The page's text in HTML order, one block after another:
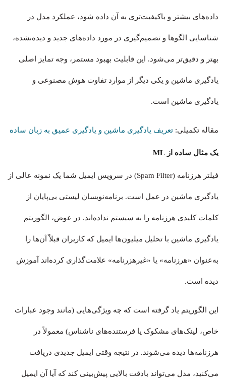
داده‌های بیشتر و باکیفیت‌تری به آن داده شود، عملکرد مدل در
شناسایی الگوها و تصمیم‌گیری در مورد داده‌های جدید و دیده‌نشده،
بهتر و دقیق‌تر می‌شود. این قابلیت بهبود مستمر، وجه تمایز اصلی
یادگیری ماشین و یکی دیگر از موارد تفاوت هوش مصنوعی و
یادگیری ماشین است.
مقاله تکمیلی: تعریف یادگیری ماشین و یادگیری عمیق به زبان ساده
یک مثال ساده از ML
فیلتر هرزنامه (Spam Filter) در سرویس ایمیل شما یک نمونه عالی از
یادگیری ماشین در عمل است. برنامه‌نویسان لیستی بی‌پایان از
کلمات کلیدی هرزنامه را به سیستم نداده‌اند. در عوض، الگوریتم
یادگیری ماشین با تحلیل میلیون‌ها ایمیل که کاربران قبلاً آن‌ها را
به‌عنوان «هرزنامه» یا «غیرهزرنامه» علامت‌گذاری کرده‌اند آموزش
دیده است.
این الگوریتم یاد گرفته است که چه ویژگی‌هایی (مانند وجود عبارات
خاص، لینک‌های مشکوک یا فرستنده‌های ناشناس) معمولاً در
هرزنامه‌ها دیده می‌شوند. در نتیجه وقتی ایمیل جدیدی دریافت
می‌کنید، مدل می‌تواند بادقت بالایی پیش‌بینی کند که آیا آن ایمیل